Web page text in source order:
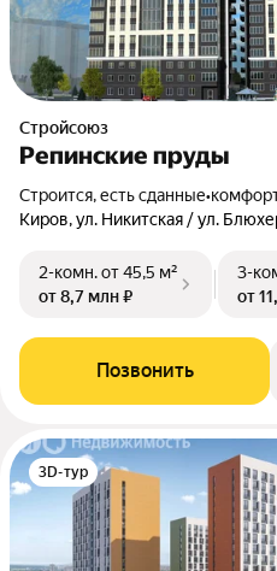
Стройсоюз
Репинские пруды
Строится, есть сданные•
Киров, ул. Никитская / ул.
2-комн.от 45,5 м²
от 8,7 млн ₽
3-
от
Позвонить
3D-тур